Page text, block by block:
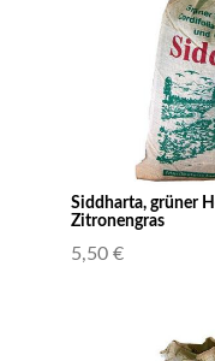
Siddharta, grüner
Zitronengras
5,50 €